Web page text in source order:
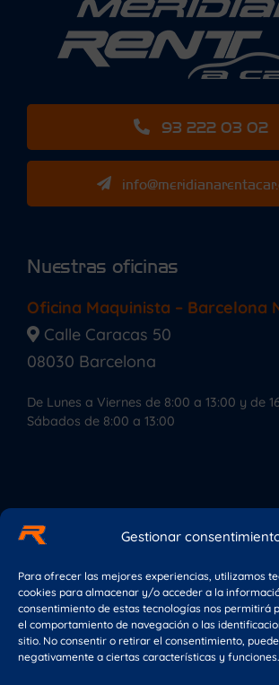
Gestionar
Para ofrecer las mejores experiencias, utilizamos
cookies para almacenar y/o acceder a la
consentimiento de estas tecnologías nos permitirá
el comportamiento de navegación o las
sitio. No consentir o retirar el consentimiento,
negativamente a ciertas características y funciones.
93 222 03 02
Nuestras oficinas
Oficina Maquinista – Barcelona
Calle Caracas 50
08030 Barcelona
De Lunes a Viernes de 8:00 a 13:00 y de
Sábados de 8:00 a 13:00
Oficina Hospitalet – Barcelona
Rambla de la Marina 371
08907 L’Hospitalet de Llobregat
De Lunes a Viernes de 8:00 a 13:00 y de
Sábados de 8:00 a 13:00